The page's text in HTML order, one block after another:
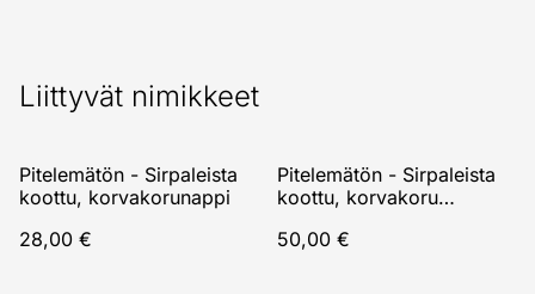
Liittyvät nimikkeet
Pitelemätön - Sirpaleista
koottu, korvakorunappi
28,00 €
Pitelemätön - Sirpaleista
koottu, korvakoru
50,00 €